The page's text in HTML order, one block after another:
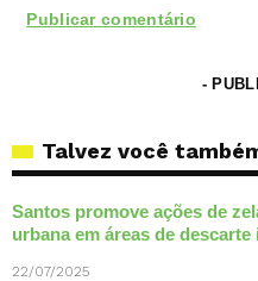
-
Talvez você
Santos promove ações de
urbana em áreas de
22/07/2025